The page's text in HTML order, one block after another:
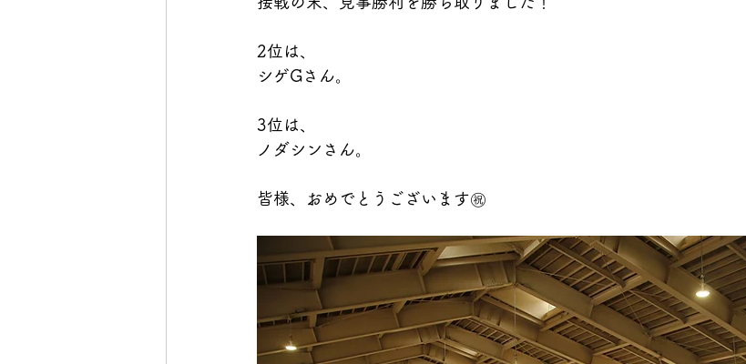
2位は、
シゲGさん。
3位は、
ノダシンさん。
皆様、おめでとうございます㊗️